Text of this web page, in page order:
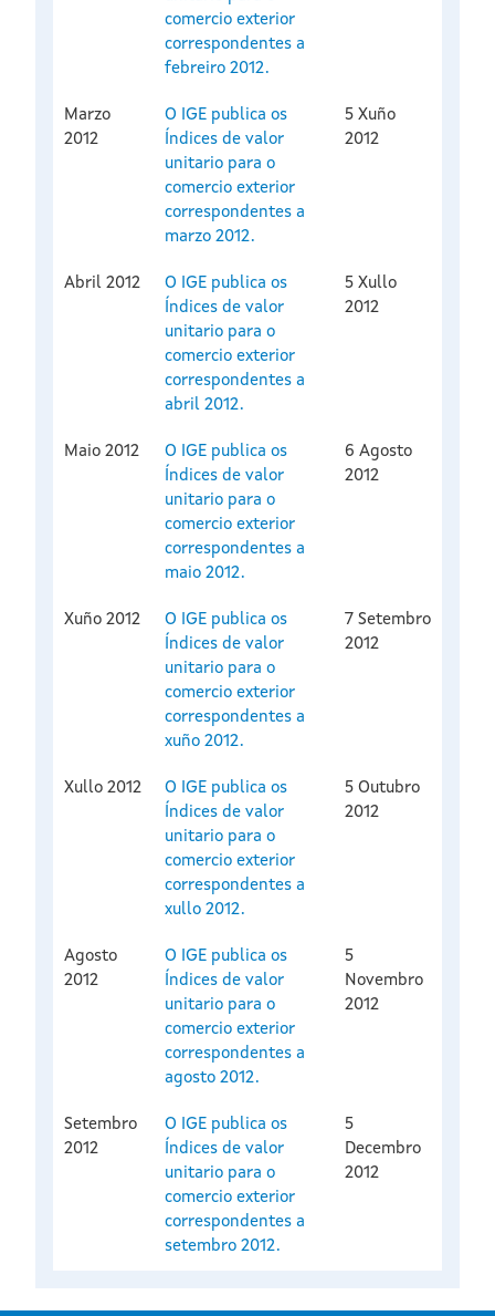
comercio exterior
correspondentes a
febreiro 2012.
Marzo
2012
O IGE publica os
Índices de valor
unitario para o
comercio exterior
correspondentes a
marzo 2012.
5 Xuño
2012
Abril 2012
O IGE publica os
Índices de valor
unitario para o
comercio exterior
correspondentes a
abril 2012.
5 Xullo
2012
Maio 2012
O IGE publica os
Índices de valor
unitario para o
comercio exterior
correspondentes a
maio 2012.
6 Agosto
2012
Xuño 2012
O IGE publica os
Índices de valor
unitario para o
comercio exterior
correspondentes a
xuño 2012.
7 Setembro
2012
Xullo 2012
O IGE publica os
Índices de valor
unitario para o
comercio exterior
correspondentes a
xullo 2012.
5 Outubro
2012
Agosto
2012
O IGE publica os
Índices de valor
unitario para o
comercio exterior
correspondentes a
agosto 2012.
5
Novembro
2012
Setembro
2012
O IGE publica os
Índices de valor
unitario para o
comercio exterior
correspondentes a
setembro 2012.
5
Decembro
2012